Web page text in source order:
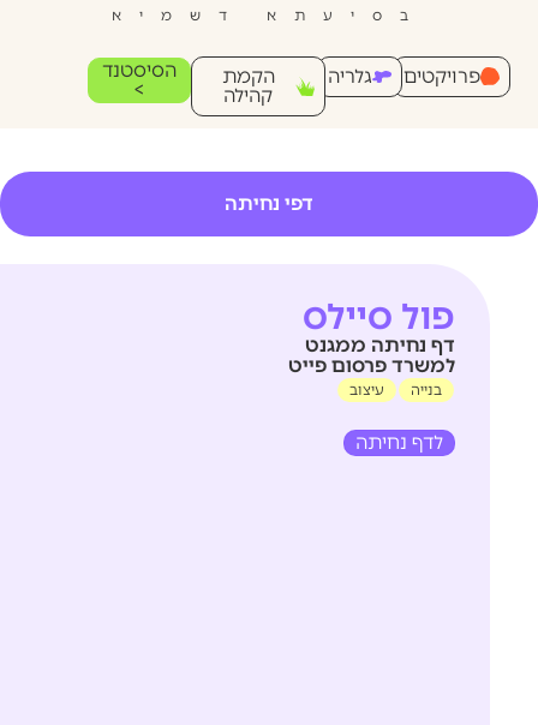
בסיעתא דשמיא
פרויקטים גלריה
הקמת
קהילה
הסיסטנד
>
דפי נחיתה
פול סיילס
דף נחיתה ממגנט
למשרד פרסום פייט
בנייה עיצוב
לדף נחיתה